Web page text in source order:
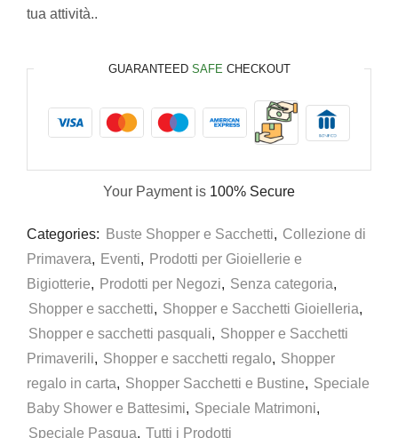
tua attività..
GUARANTEED SAFE CHECKOUT
Your Payment is 100% Secure
Categories: Buste Shopper e Sacchetti, Collezione di
Primavera, Eventi, Prodotti per Gioiellerie e
Bigiotterie, Prodotti per Negozi, Senza categoria,
Shopper e sacchetti, Shopper e Sacchetti Gioielleria,
Shopper e sacchetti pasquali, Shopper e Sacchetti
Primaverili, Shopper e sacchetti regalo, Shopper
regalo in carta, Shopper Sacchetti e Bustine, Speciale
Baby Shower e Battesimi, Speciale Matrimoni,
Speciale Pasqua, Tutti i Prodotti